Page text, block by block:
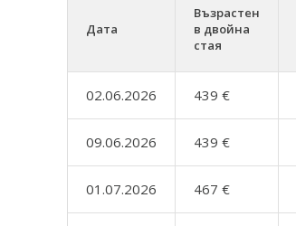
Дата
Възрастен
в двойна
стая
02.06.2026 439 €
09.06.2026 439 €
01.07.2026 467 €